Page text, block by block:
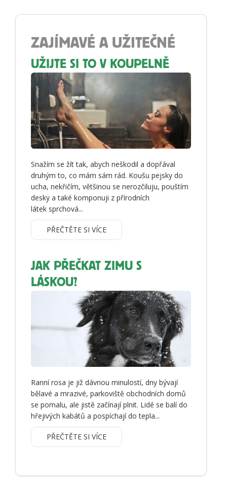
ZAJÍMAVÉ A UŽITEČNÉ
UŽIJTE SI TO V KOUPELNĚ
Snažím se žít tak, abych neškodil a dopřával
druhým to, co mám sám rád. Koušu pejsky do
ucha, nekřičím, většinou se nerozčiluju, pouštím
desky a také komponuji z přírodních
látek sprchová...
PŘEČTĚTE SI VÍCE
JAK PŘEČKAT ZIMU S
LÁSKOU?
Ranní rosa je již dávnou minulostí, dny bývají
bělavé a mrazivé, parkoviště obchodních domů
se pomalu, ale jistě začínají plnit. Lidé se balí do
hřejivých kabátů a pospíchají do tepla...
PŘEČTĚTE SI VÍCE